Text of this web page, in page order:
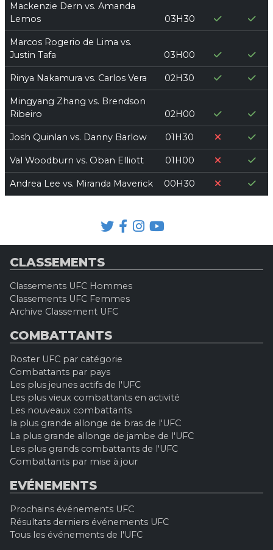
Mackenzie Dern vs. Amanda
Lemos
03H30
Marcos Rogerio de Lima vs.
Justin Tafa
03H00
Rinya Nakamura vs. Carlos Vera 02H30
Mingyang Zhang vs. Brendson
Ribeiro
02H00
Josh Quinlan vs. Danny Barlow 01H30
Val Woodburn vs. Oban Elliott 01H00
Andrea Lee vs. Miranda Maverick 00H30
CLASSEMENTS
Classements UFC Hommes
Classements UFC Femmes
Archive Classement UFC
COMBATTANTS
Roster UFC par catégorie
Combattants par pays
Les plus jeunes actifs de l'UFC
Les plus vieux combattants en activité
Les nouveaux combattants
la plus grande allonge de bras de l'UFC
La plus grande allonge de jambe de l'UFC
Les plus grands combattants de l'UFC
Combattants par mise à jour
EVÉNEMENTS
Prochains événements UFC
Résultats derniers événements UFC
Tous les événements de l'UFC